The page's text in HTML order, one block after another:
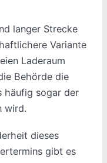
langer Strecke
Variante
Laderaum
Behörde die
sogar der
wird.
dieses
gibt es